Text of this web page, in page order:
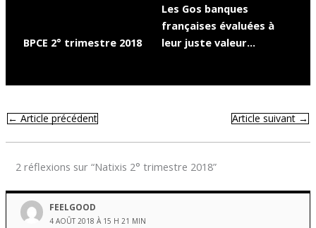
BPCE 2° trimestre 2018
Les Gos banques
françaises évaluées à
leur juste valeur…
← Article précédent Article suivant →
2 réflexions sur “Natixis 2° trimestre 2018”
FEELGOOD
4 AOÛT 2018 À 15 H 21 MIN